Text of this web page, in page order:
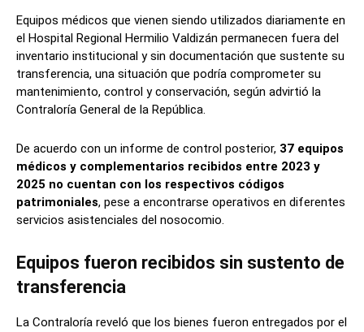
Equipos médicos que vienen siendo utilizados diariamente en
el Hospital Regional Hermilio Valdizán permanecen fuera del
inventario institucional y sin documentación que sustente su
transferencia, una situación que podría comprometer su
mantenimiento, control y conservación, según advirtió la
Contraloría General de la República.
De acuerdo con un informe de control posterior, 37 equipos
médicos y complementarios recibidos entre 2023 y
2025 no cuentan con los respectivos códigos
patrimoniales, pese a encontrarse operativos en diferentes
servicios asistenciales del nosocomio.
Equipos fueron recibidos sin sustento de
transferencia
La Contraloría reveló que los bienes fueron entregados por el